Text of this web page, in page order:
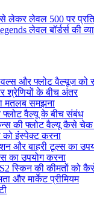
लेकर लेवल 500 पर
लेवल बॉर्डर्स की
और फ्लोट वैल्यूज को
श्रेणियों के बीच अंतर
मतलब समझना
वैल्यू के बीच संबंध
की फ्लोट वैल्यू कैसे
इंस्पेक्ट करना
और बाहरी टूल्स का
का उपयोग करना
स्किन की कीमतों को
और मार्केट प्रीमियम